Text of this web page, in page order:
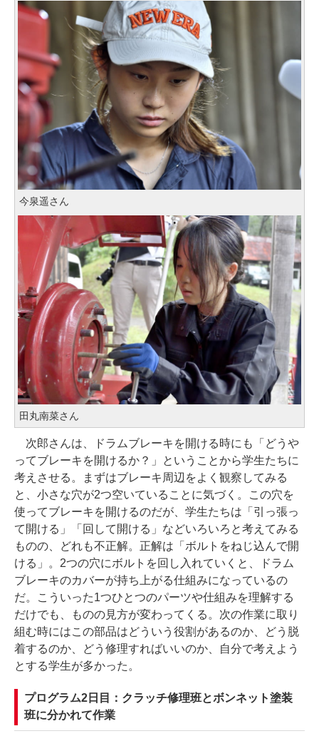
今泉遥さん
田丸南菜さん
次郎さんは、ドラムブレーキを開ける時にも「どうや
ってブレーキを開けるか？」ということから学生たちに
考えさせる。まずはブレーキ周辺をよく観察してみる
と、小さな穴が2つ空いていることに気づく。この穴を
使ってブレーキを開けるのだが、学生たちは「引っ張っ
て開ける」「回して開ける」などいろいろと考えてみる
ものの、どれも不正解。正解は「ボルトをねじ込んで開
ける」。2つの穴にボルトを回し入れていくと、ドラム
ブレーキのカバーが持ち上がる仕組みになっているの
だ。こういった1つひとつのパーツや仕組みを理解する
だけでも、ものの見方が変わってくる。次の作業に取り
組む時にはこの部品はどういう役割があるのか、どう脱
着するのか、どう修理すればいいのか、自分で考えよう
とする学生が多かった。
プログラム2日目：クラッチ修理班とボンネット塗装
班に分かれて作業